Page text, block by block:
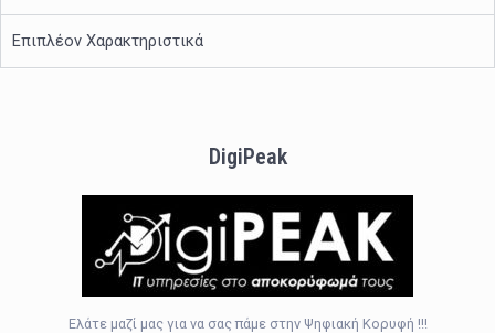
Επιπλέον Χαρακτηριστικά
DigiPeak
Ελάτε μαζί μας για να σας πάμε στην Ψηφιακή Κορυφή !!!